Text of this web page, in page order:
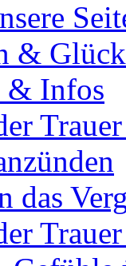
&
& Infos
das